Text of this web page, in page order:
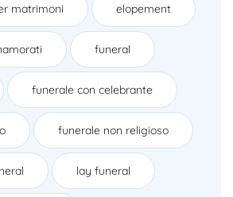
matrimoni elopement
funeral
funerale con celebrante
funerale non religioso
lay funeral